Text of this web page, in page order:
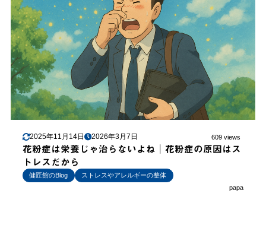
2025年11月14日 2026年3月7日 609 views
花粉症は栄養じゃ治らないよね│花粉症の原因はス
トレスだから
健匠館のBlog
ストレスやアレルギーの整体
papa